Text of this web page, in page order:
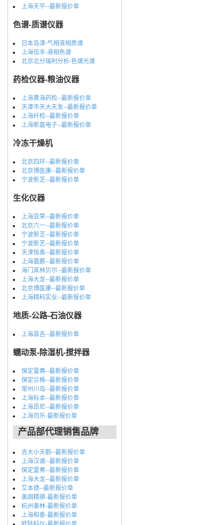
上海天平--最新报价单
色谱-质谱仪器
日本岛津-气相液相质谱
上海伍丰-液相色谱
北京北分瑞利分析-色谱光谱
药检仪器-粮油仪器
上海黄海药检--最新报价单
天津市天大天发--最新报价单
上海纤检--最新报价单
上海新嘉电子--最新报价单
冷冻干燥机
北京四环--最新报价单
北京博医康--最新报价单
宁波新芝--最新报价单
生化仪器
上海亚荣--最新报价单
北京六一--最新报价单
宁波新芝--最新报价单
宁波新艺--最新报价单
天津恒奥--最新报价单
上海嘉鹏--最新报价单
海门其林贝尔--最新报价单
上海大龙--最新报价单
北京博医康--最新报价单
上海精科实业--最新报价单
地质-公路-石油仪器
上海昌吉--最新报价单
蠕动泵-除湿机-搅拌器
保定雷弗--最新报价单
保定兰格--最新报价单
常州川岛--最新报价单
上海标本--最新报价单
上海昂尼--最新报价单
上海司乐-最新报价单
产品部代理销售品牌
吉大小天鹅--最新报价单
上海汉谱--最新报价单
保定雷弗--最新报价单
上海大龙--最新报价单
艾本德--最新报价单
美国精骐-最新报价单
杭州泰林-最新报价单
上海和泰-最新报价单